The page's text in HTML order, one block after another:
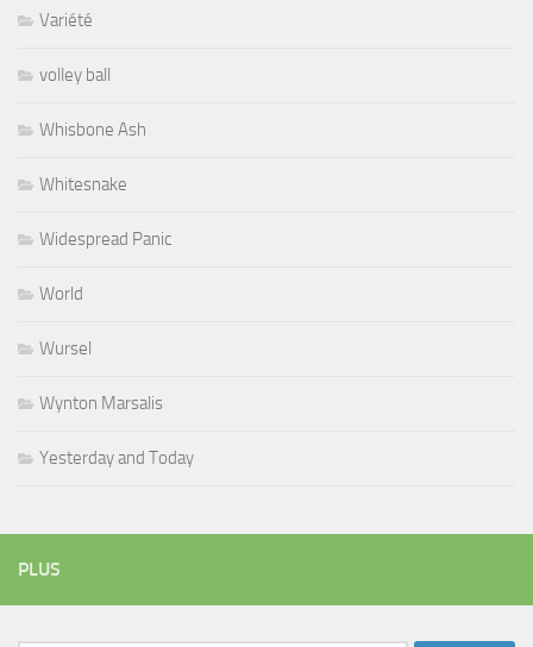
Variété
volley ball
Whisbone Ash
Whitesnake
Widespread Panic
World
Wursel
Wynton Marsalis
Yesterday and Today
PLUS